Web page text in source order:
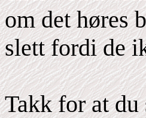
om det høres
slett fordi de
Takk for at